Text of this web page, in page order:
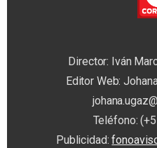
Director: Iván
Editor Web:
Teléfono:
Publicidad: